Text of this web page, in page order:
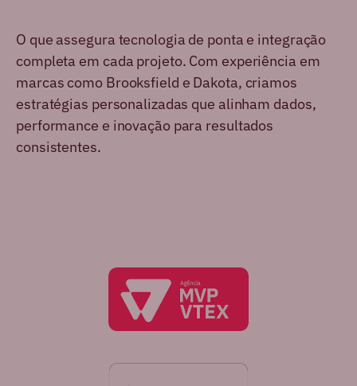
O que assegura tecnologia de ponta e integração
completa em cada projeto. Com experiência em
marcas como Brooksfield e Dakota, criamos
estratégias personalizadas que alinham dados,
performance e inovação para resultados
consistentes.